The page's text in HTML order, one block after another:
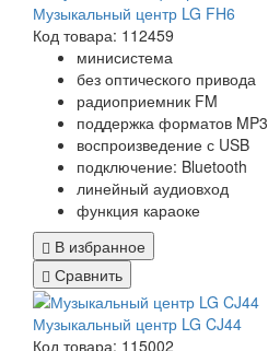
Музыкальный центр LG FH6
Код товара: 112459
минисистема
без оптического привода
радиоприемник FM
поддержка форматов MP3
воспроизведение с USB
подключение: Bluetooth
линейный аудиовход
функция караоке
В избранное
Сравнить
Музыкальный центр LG CJ44
Код товара: 115002